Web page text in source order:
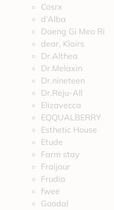
Cosrx
d’Alba
Daeng Gi Meo Ri
dear, Klairs
Dr.Althea
Dr.Melaxin
Dr.nineteen
Dr.Reju-All
Elizavecca
EQQUALBERRY
Esthetic House
Etude
Farm stay
Fraijour
Frudia
fwee
Goodal